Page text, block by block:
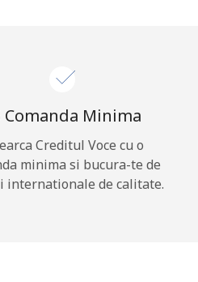
Comanda Minima
Creditul Voce cu o
minima si bucura-te de
internationale de calitate.